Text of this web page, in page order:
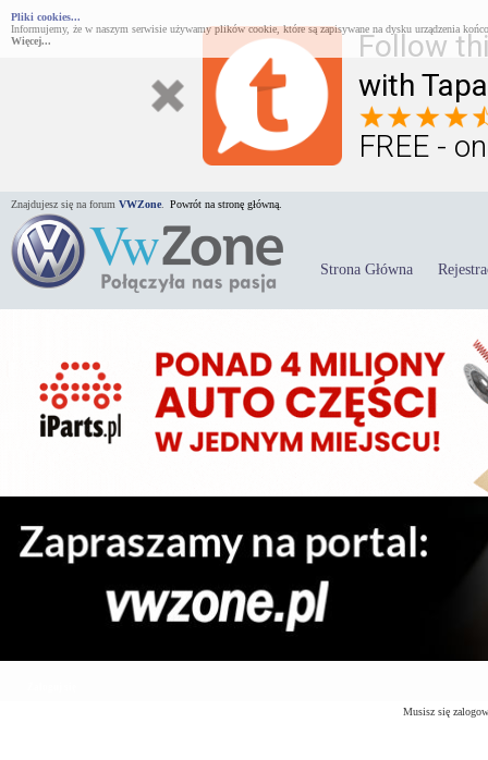
Follow
with
FREE -
Pliki cookies...
Informujemy, że w naszym serwisie używamy plików cookie, które są zapisywane na dysku urządzenia
Więcej...
Znajdujesz się na forum VWZone Powrót na stronę główną.
Strona Główna
Musisz się